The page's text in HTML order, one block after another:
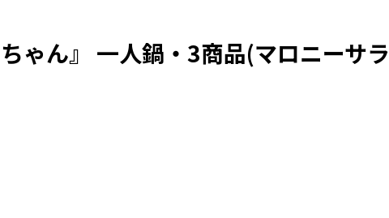
ゃん』 一人鍋・3商品(マロニーサラ